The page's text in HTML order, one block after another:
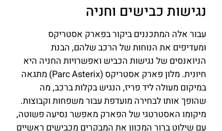
נגישות כבישים וחניה
עבור אלה המתכננים ביקור בפארק אסטריקס
ומעדיפים את הנוחות של הרכב שלהם, הבנת
הניואנסים של נגישות הכביש ואפשרויות החניה היא
חיונית. מלון פארק אסטריקס (Parc Asterix) מתגאה
במיקום מעולה ליד פריז, הנגיש בקלות ברכב, מה
שהופך אותו לבחירה מועדפת עבור משפחות וקבוצות.
מיקומו האסטרטגי של הפארק מאפשר נסיעה פשוטה,
עם שילוט ברור המכוון את המבקרים מכבישים ראשיים